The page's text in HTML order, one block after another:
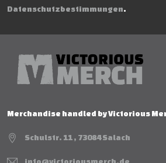
Datenschutzbestimmungen.
Merchandise handled by Victorious
Schulstr. 11 , 73084 Salach